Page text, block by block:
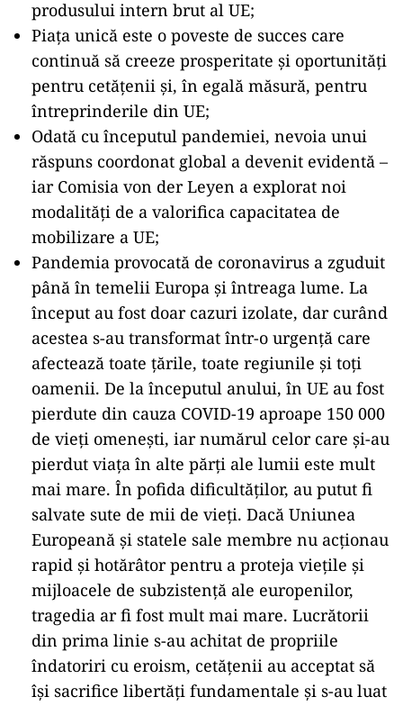
produsului intern brut al UE;
Piaţa unică este o poveste de succes care
continuă să creeze prosperitate şi oportunităţi
pentru cetăţenii şi, în egală măsură, pentru
întreprinderile din UE;
Odată cu începutul pandemiei, nevoia unui
răspuns coordonat global a devenit evidentă –
iar Comisia von der Leyen a explorat noi
modalităţi de a valorifica capacitatea de
mobilizare a UE;
Pandemia provocată de coronavirus a zguduit
până în temelii Europa şi întreaga lume. La
început au fost doar cazuri izolate, dar curând
acestea s-au transformat într-o urgenţă care
afectează toate ţările, toate regiunile şi toţi
oamenii. De la începutul anului, în UE au fost
pierdute din cauza COVID-19 aproape 150 000
de vieţi omeneşti, iar numărul celor care şi-au
pierdut viaţa în alte părţi ale lumii este mult
mai mare. În pofida dificultăţilor, au putut fi
salvate sute de mii de vieţi. Dacă Uniunea
Europeană şi statele sale membre nu acţionau
rapid şi hotărâtor pentru a proteja vieţile şi
mijloacele de subzistenţă ale europenilor,
tragedia ar fi fost mult mai mare. Lucrătorii
din prima linie s-au achitat de propriile
îndatoriri cu eroism, cetăţenii au acceptat să
îşi sacrifice libertăţi fundamentale şi s-au luat